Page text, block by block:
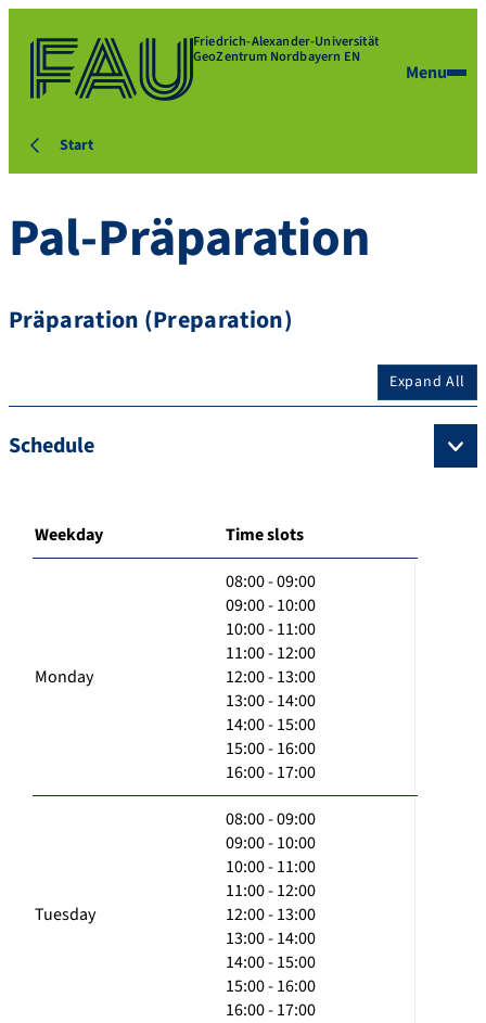
Friedrich-Alexander-Universität
GeoZentrum Nordbayern EN
Menu
Start
Pal-Präparation
Präparation (Preparation)
Expand All
Schedule
Weekday Time slots
Monday
08:00 - 09:00
09:00 - 10:00
10:00 - 11:00
11:00 - 12:00
12:00 - 13:00
13:00 - 14:00
14:00 - 15:00
15:00 - 16:00
16:00 - 17:00
Tuesday
08:00 - 09:00
09:00 - 10:00
10:00 - 11:00
11:00 - 12:00
12:00 - 13:00
13:00 - 14:00
14:00 - 15:00
15:00 - 16:00
16:00 - 17:00